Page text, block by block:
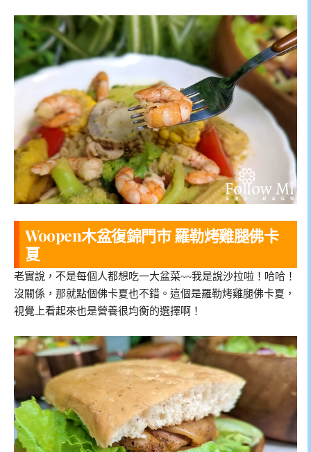
Woopen木盆復錦門市 羅勒烤雞腿佛卡
夏
老實說，不是每個人都想吃一大盆菜~~我是說沙拉啦！哈哈！
沒關係，那就點個佛卡夏也不錯。這個是羅勒烤雞腿佛卡夏，
視覺上看起來也是營養很均衡的選擇啊！